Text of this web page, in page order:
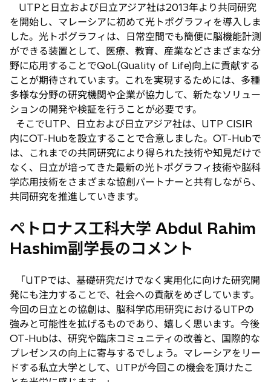
UTPと日立および日立アジア社は2013年より共同研究
を開始し、マレーシアに初めて光トポグラフィを導入しま
した。光トポグラフィは、日常空間でも簡便に脳機能計測
ができる装置として、医療、教育、産業などさまざまな分
野に応用することでQoL(Quality of Life)向上に貢献する
ことが期待されています。これを実現するためには、多種
多様な分野の研究機関や企業が協力して、新たなソリュー
ションの開発や検証を行うことが必要です。
そこでUTP、日立および日立アジア社は、UTP CISIR
内にOT-Hubを設立することで合意しました。OT-Hubで
は、これまでの共同研究により得られた技術や知見だけで
なく、日立が培ってきた最新の光トポグラフィ技術や脳科
学応用技術をさまざまな協創パートナーと共有しながら、
共同研究を推進していきます。
ペトロナス工科大学 Abdul Rahim
Hashim副学長のコメント
「UTPでは、基礎研究だけでなく実用化に向けた研究開
発にも注力することで、社会への貢献をめざしています。
今回の日立との協創は、脳科学応用研究におけるUTPの
強みと可能性を拡げるものであり、嬉しく思います。今後
OT-Hubは、研究や臨床コミュニティの改善と、国際的な
プレゼンスの向上に寄与するでしょう。マレーシアをリー
ドする私立大学として、UTPが今回この機会を頂けたこ